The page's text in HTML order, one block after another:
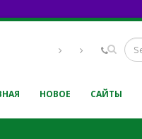
НОВОЕ САЙТЫ